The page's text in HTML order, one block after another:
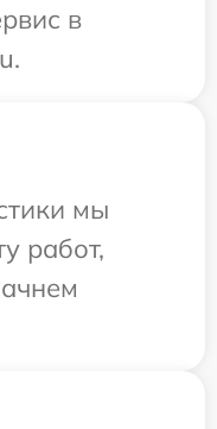
в
мы
работ,